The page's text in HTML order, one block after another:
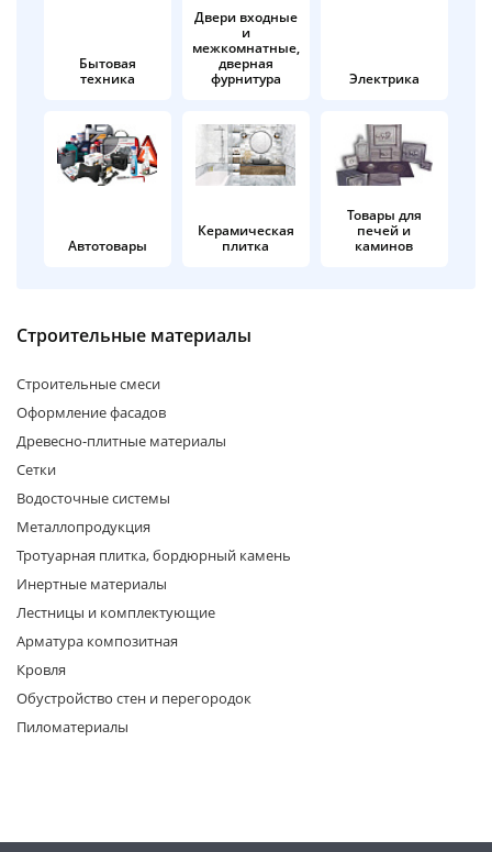
Бытовая
техника
Двери входные
и
межкомнатные,
дверная
фурнитура
Электрика
Автотовары
Керамическая
плитка
Товары для
печей и
каминов
Строительные материалы
Строительные смеси
Оформление фасадов
Древесно-плитные материалы
Сетки
Водосточные системы
Металлопродукция
Тротуарная плитка, бордюрный камень
Инертные материалы
Лестницы и комплектующие
Арматура композитная
Кровля
Обустройство стен и перегородок
Пиломатериалы
раз в 2
недели
раз в 2 недели
Остались вопросы?
8 800 302-02-51
plait.ru